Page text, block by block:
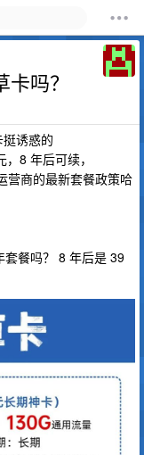
吗？
诱惑的
8 年后可续，
营商的最新套餐政策哈
套餐吗？ 8 年后是 39